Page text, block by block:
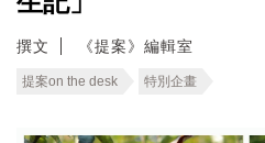
撰文 《提案》編輯室
提案on the desk 特別企畫